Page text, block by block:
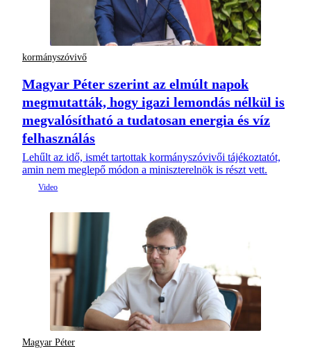
kormányszóvivő
Magyar Péter szerint az elmúlt napok
megmutatták, hogy igazi lemondás nélkül is
megvalósítható a tudatosan energia és víz
felhasználás
Lehűlt az idő, ismét tartottak kormányszóvivői tájékoztatót,
amin nem meglepő módon a miniszterelnök is részt vett.
Magyar Péter